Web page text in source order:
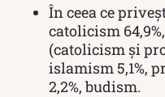
În ceea ce
catolicism
(catolicism și
islamism 5,1%,
2,2%, budism.